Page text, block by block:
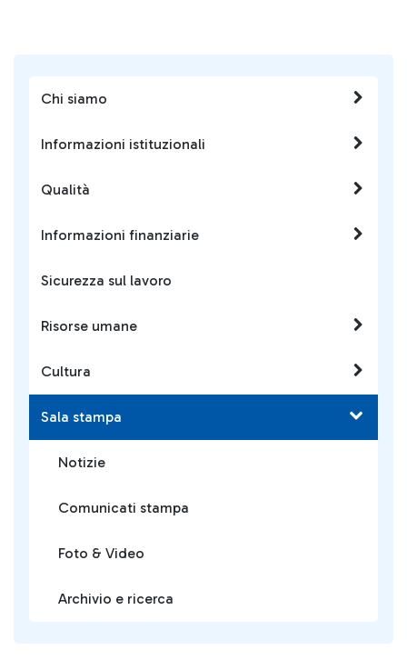
Chi siamo
Informazioni istituzionali
Qualità
Informazioni finanziarie
Sicurezza sul lavoro
Risorse umane
Cultura
Sala stampa
Notizie
Comunicati stampa
Foto & Video
Archivio e ricerca